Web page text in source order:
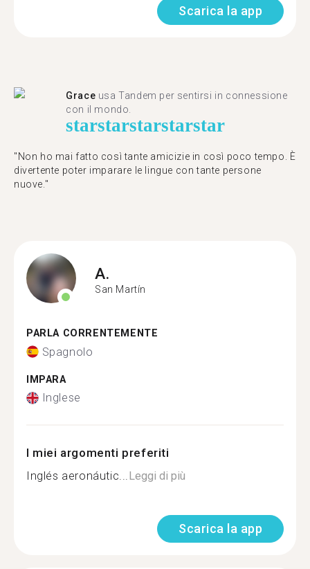
Scarica la app
Grace usa Tandem per sentirsi in connessione
con il mondo.
starstarstarstarstar
"Non ho mai fatto così tante amicizie in così poco tempo. È
divertente poter imparare le lingue con tante persone
nuove."
A.
San Martín
PARLA CORRENTEMENTE
Spagnolo
IMPARA
Inglese
I miei argomenti preferiti
Inglés aeronáutic...Leggi di più
Scarica la app